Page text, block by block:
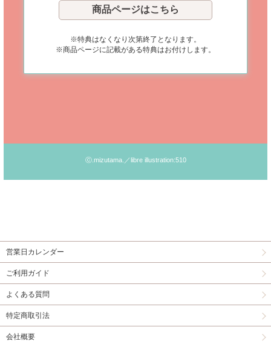
商品ページはこちら
※特典はなくなり次第終了となります。
※商品ページに記載がある特典はお付けします。
ⓒ.mizutama.／libre illustration:510
営業日カレンダー
ご利用ガイド
よくある質問
特定商取引法
会社概要